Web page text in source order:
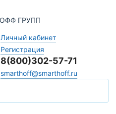
Личный кабинет
Регистрация
8(800)302-57-71
smarthoff@smarthoff.ru